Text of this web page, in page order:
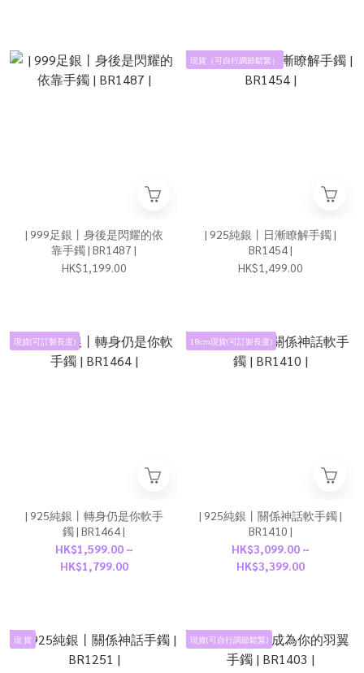
| 999足銀丨身後是閃耀的依
靠手鐲 | BR1487 |
HK$1,199.00
現貨（可自行調節鬆緊）
| 925純銀丨日漸瞭解手鐲 |
BR1454 |
HK$1,499.00
現貨(可訂製長度)
| 925純銀丨轉身仍是你軟手
鐲 | BR1464 |
HK$1,599.00 ~
HK$1,799.00
18cm現貨(可訂製長度)
| 925純銀丨關係神話軟手鐲 |
BR1410 |
HK$3,099.00 ~
HK$3,399.00
現 貨 現貨(可自行調節鬆緊)